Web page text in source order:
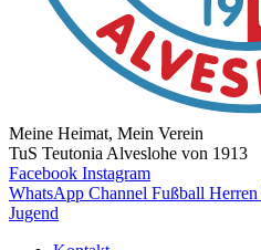
Meine Heimat, Mein Verein
TuS Teutonia Alveslohe von 1913
Facebook Instagram
WhatsApp Channel Fußball Herren
Jugend